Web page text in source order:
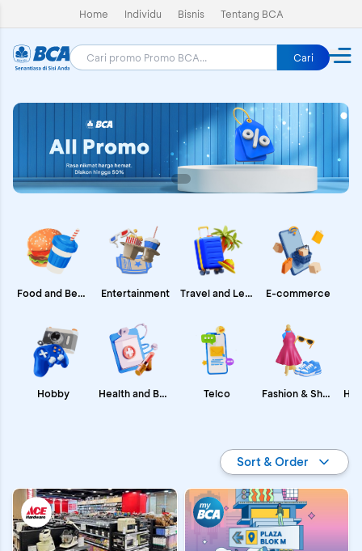
Home Individu Bisnis Tentang BCA
Cari
Food and Beverages
Hobby
Entertainment
Health and Beauty
Travel and Leisure
Telco
E-commerce
Fashion & Shopping
Sort & Order